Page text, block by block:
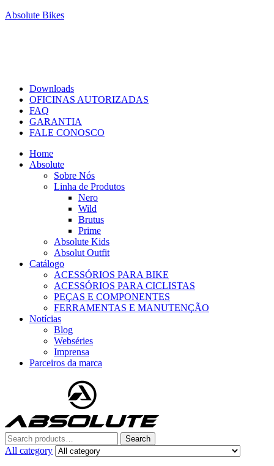
Absolute Bikes
Downloads
OFICINAS AUTORIZADAS
FAQ
GARANTIA
FALE CONOSCO
Home
Absolute
Sobre Nós
Linha de Produtos
Nero
Wild
Brutus
Prime
Absolute Kids
Absolut Outfit
Catálogo
ACESSÓRIOS PARA BIKE
ACESSÓRIOS PARA CICLISTAS
PEÇAS E COMPONENTES
FERRAMENTAS E MANUTENÇÃO
Notícias
Blog
Webséries
Imprensa
Parceiros da marca
Search
for:
Search
All category